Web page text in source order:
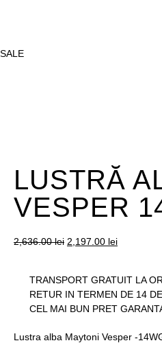
SALE
LUSTRĂ
VESPER
2,636.00lei 2,197.00 lei
TRANSPORT GRATUIT LA
RETUR IN TERMEN DE 14
CEL MAI BUN PRET
Lustra alba Maytoni Vesper -